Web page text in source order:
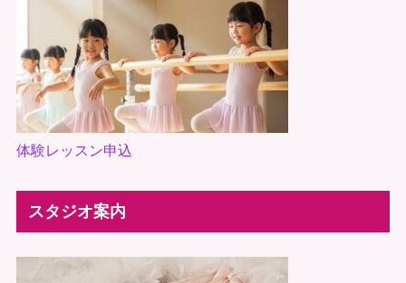
体験レッスン申込
スタジオ案内